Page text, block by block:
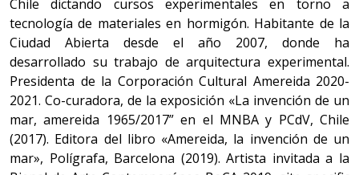
Chile dictando cursos experimentales en torno a
tecnología de materiales en hormigón. Habitante de la
Ciudad Abierta desde el año 2007, donde ha
desarrollado su trabajo de arquitectura experimental.
Presidenta de la Corporación Cultural Amereida 2020-
2021. Co-curadora, de la exposición «La invención de un
mar, amereida 1965/2017” en el MNBA y PCdV, Chile
(2017). Editora del libro «Amereida, la invención de un
mar», Polígrafa, Barcelona (2019). Artista invitada a la